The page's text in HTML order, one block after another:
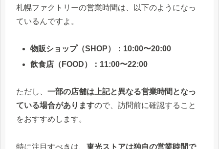
札幌ファクトリーの営業時間は、以下のようになっ
ているんですよ。
物販ショップ（SHOP）：10:00〜20:00
飲食店（FOOD）：11:00〜22:00
ただし、 一部の店舗は上記と異なる営業時間となっ
ている場合がありますので、訪問前に確認すること
をおすすめします。
特に注目すべきは、 東光ストアは独自の営業時間で